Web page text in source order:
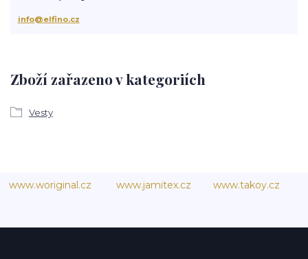
Zboží zařazeno v kategoriích
Vesty
info@elfino.cz
www.woriginal.cz www.jamitex.cz www.takoy.cz